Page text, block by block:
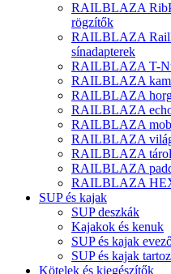
RAILBLAZA
rögzítők
RAILBLAZA
sínadapterek
RAILBLAZA T-
RAILBLAZA
RAILBLAZA
RAILBLAZA
RAILBLAZA
RAILBLAZA
RAILBLAZA
RAILBLAZA
RAILBLAZA
SUP és kajak
SUP deszkák
Kajakok és kenuk
SUP és kajak
SUP és kajak
Kötelek és kiegészítők